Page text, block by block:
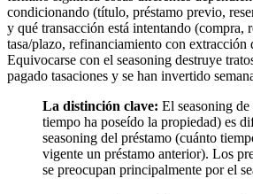
condicionando (título, préstamo previo,
y qué transacción está intentando (compra,
tasa/plazo, refinanciamiento con extracción
Equivocarse con el seasoning destruye
pagado tasaciones y se han invertido
La distinción clave: El seasoning
tiempo ha poseído la propiedad) es
seasoning del préstamo (cuánto
vigente un préstamo anterior). Los
se preocupan principalmente por el